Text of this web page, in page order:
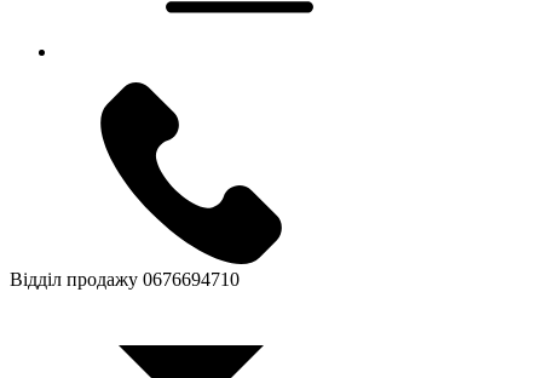
Відділ продажу 0676694710